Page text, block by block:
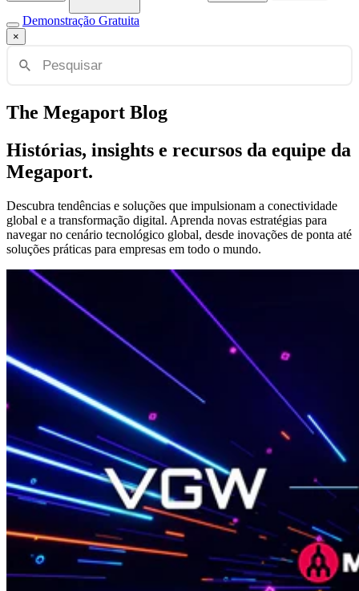
Demonstração Gratuita
×
The Megaport Blog
Histórias, insights e recursos da equipe da
Megaport.
Descubra tendências e soluções que impulsionam a conectividade
global e a transformação digital. Aprenda novas estratégias para
navegar no cenário tecnológico global, desde inovações de ponta até
soluções práticas para empresas em todo o mundo.